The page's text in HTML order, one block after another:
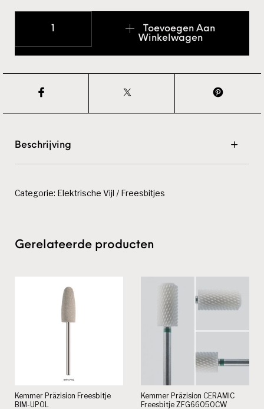
Toevoegen Aan
Winkelwagen
Beschrijving
Categorie: Elektrische Vijl / Freesbitjes
Gerelateerde producten
Kemmer Präzision Freesbitje
BIM-UPOL
Kemmer Präzision CERAMIC
Freesbitje ZFG66050CW